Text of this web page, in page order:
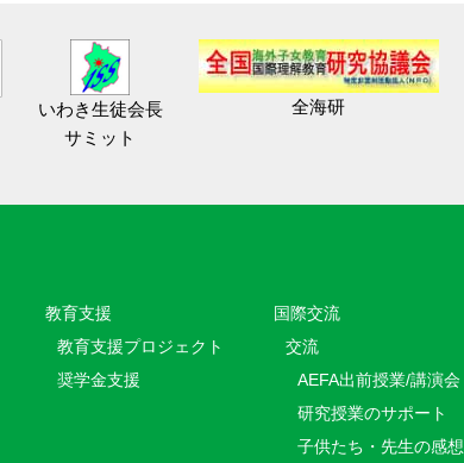
いわき生徒会長
サミット
全海研
教育⽀援
教育⽀援プロジェクト
奨学金支援
国際交流
交流
AEFA出前授業/講演会
研究授業のサポート
子供たち・先生の感想